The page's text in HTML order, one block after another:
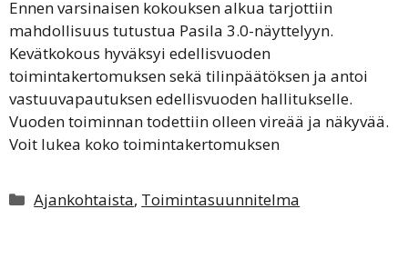
Ennen varsinaisen kokouksen alkua tarjottiin
mahdollisuus tutustua Pasila 3.0-näyttelyyn.
Kevätkokous hyväksyi edellisvuoden
toimintakertomuksen sekä tilinpäätöksen ja antoi
vastuuvapautuksen edellisvuoden hallitukselle.
Vuoden toiminnan todettiin olleen vireää ja näkyvää.
Voit lukea koko toimintakertomuksen
Kategoriat
Ajankohtaista, Toimintasuunnitelma